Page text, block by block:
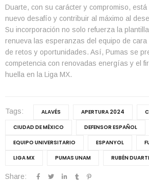
Duarte, con su carácter y compromiso,
nuevo desafío y contribuir al máximo al
Su incorporación no solo refuerza la
renueva las esperanzas del equipo de cara
de retos y oportunidades. Así, Pumas se
competencia con renovadas energías y el
huella en la Liga MX.
Tags: ALAVÉS APERTURA 2024
CIUDAD DE MÉXICO
DEFENSOR ESPAÑOL
EQUIPO UNIVERSITARIO
ESPANYOL
LIGA MX
PUMAS UNAM RUBÉN
Share: